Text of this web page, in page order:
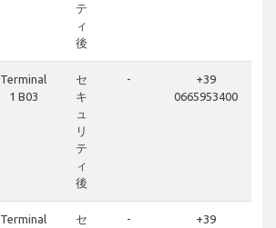
テ
ィ
後
Terminal
1 B03
セ
キ
ュ
リ
テ
ィ
後
-
+39
0665953400
Terminal
セ
-
+39